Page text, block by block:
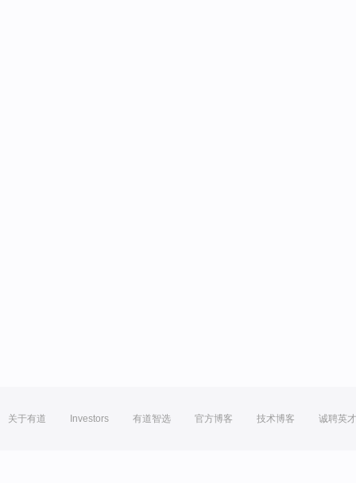
关于有道 Investors 有道智选 官方博客 技术博客 诚聘英才